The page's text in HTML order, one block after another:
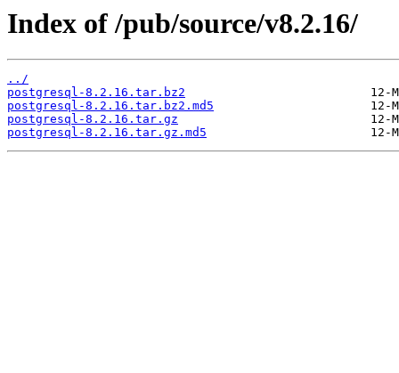
Index of /pub/source/v8.2.16/
../
postgresql-8.2.16.tar.bz2
postgresql-8.2.16.tar.bz2.md5
postgresql-8.2.16.tar.gz
postgresql-8.2.16.tar.gz.md5